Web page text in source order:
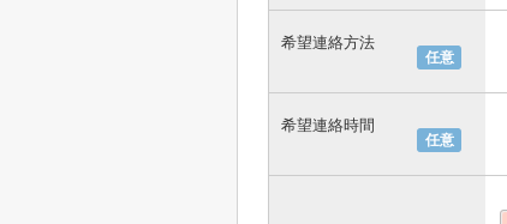
任意
希望連絡方法
任意
希望連絡時間